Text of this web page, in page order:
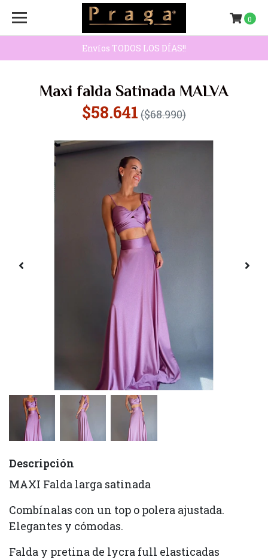
Envíos TODOS LOS DÍAS!!
0
Maxi falda Satinada MALVA
$58.641 ($68.990)
Descripción
MAXI Falda larga satinada
Combínalas con un top o polera ajustada.
Elegantes y cómodas.
Falda y pretina de lycra full elasticadas